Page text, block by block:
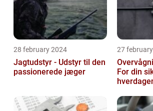
28 february 2024
Jagtudstyr - Udstyr til den
passionerede jæger
27
For din